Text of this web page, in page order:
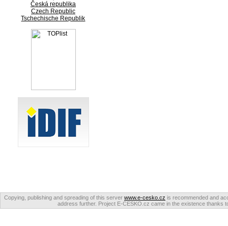
Česká republika
Czech Republic
Tschechische Republik
Copying, publishing and spreading of this server www.e-cesko.cz is recommended and
address further. Project E-CESKO.cz came in the existence thanks